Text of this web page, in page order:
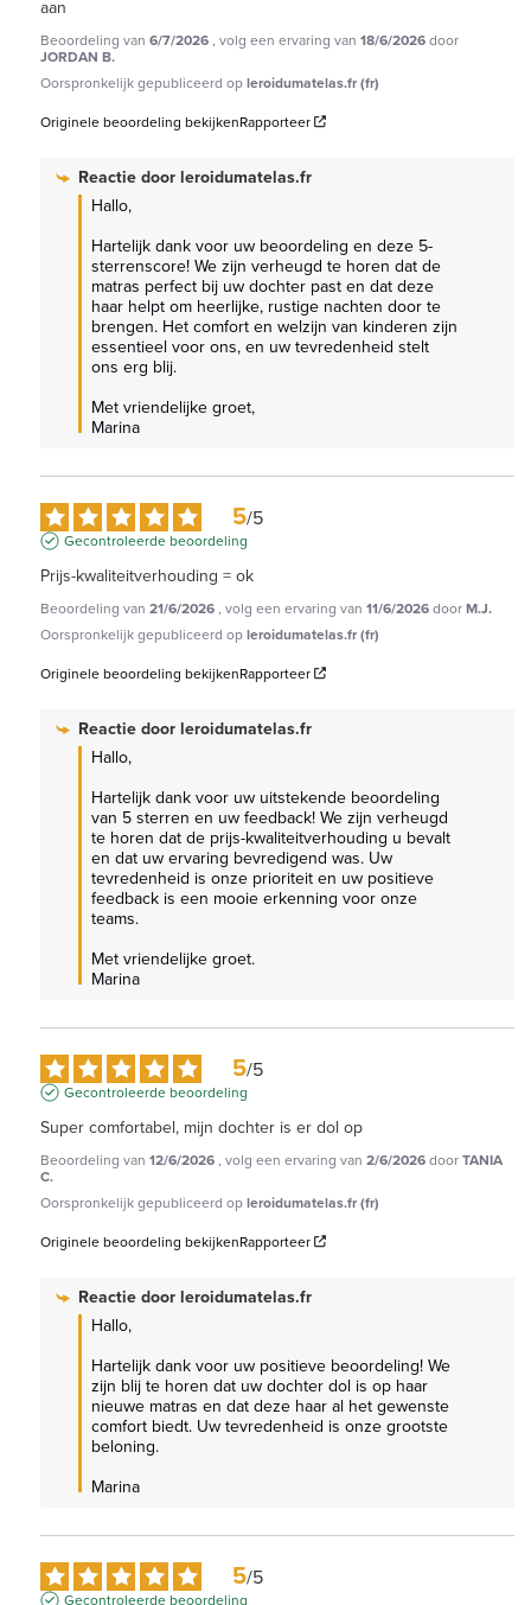
aan
Beoordeling van 6/7/2026, volg een ervaring van 18/6/2026door
JORDAN B.
Oorspronkelijk gepubliceerd opleroidumatelas.fr (fr)
Originele beoordeling bekijkenRapporteer
Reactie doorleroidumatelas.fr
Hallo,
Hartelijk dank voor uw beoordeling en deze 5-
sterrenscore! We zijn verheugd te horen dat de
matras perfect bij uw dochter past en dat deze
haar helpt om heerlijke, rustige nachten door te
brengen. Het comfort en welzijn van kinderen zijn
essentieel voor ons, en uw tevredenheid stelt
ons erg blij.
Met vriendelijke groet,
Marina
5/5
Gecontroleerde beoordeling
Prijs-kwaliteitverhouding = ok
Beoordeling van 21/6/2026, volg een ervaring van 11/6/2026doorM.J.
Oorspronkelijk gepubliceerd opleroidumatelas.fr (fr)
Originele beoordeling bekijkenRapporteer
Reactie doorleroidumatelas.fr
Hallo,
Hartelijk dank voor uw uitstekende beoordeling
van 5 sterren en uw feedback! We zijn verheugd
te horen dat de prijs-kwaliteitverhouding u bevalt
en dat uw ervaring bevredigend was. Uw
tevredenheid is onze prioriteit en uw positieve
feedback is een mooie erkenning voor onze
teams.
Met vriendelijke groet.
Marina
5/5
Gecontroleerde beoordeling
Super comfortabel, mijn dochter is er dol op
Beoordeling van 12/6/2026, volg een ervaring van 2/6/2026doorTANIA
C.
Oorspronkelijk gepubliceerd opleroidumatelas.fr (fr)
Originele beoordeling bekijkenRapporteer
Reactie doorleroidumatelas.fr
Hallo,
Hartelijk dank voor uw positieve beoordeling! We
zijn blij te horen dat uw dochter dol is op haar
nieuwe matras en dat deze haar al het gewenste
comfort biedt. Uw tevredenheid is onze grootste
beloning.
Marina
5/5
Gecontroleerde beoordeling